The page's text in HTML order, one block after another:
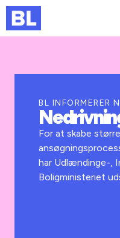
Kurser og arrangementer
Jobportalen
BL INFORMERER
For at skabe
har Udlændinge-,
Boligministeriet